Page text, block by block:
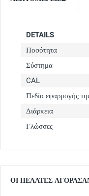
DETAILS
Ποσότητα
Σύστημα
CAL
Πεδίο εφαρμογής
Διάρκεια
Γλώσσες
ΟΙ ΠΕΛΆΤΕΣ